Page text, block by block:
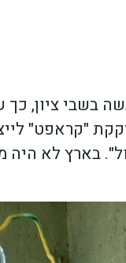
עשה בשבי
"קראפט"
בארץ לא היה